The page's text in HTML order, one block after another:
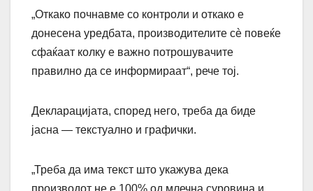
„Откако почнавме со контроли и откако е
донесена уредбата, производителите сè повеќе
сфаќаат колку е важно потрошувачите
правилно да се информираат“, рече тој.
Декларацијата, според него, треба да биде
јасна — текстуално и графички.
„Треба да има текст што укажува дека
производот не е 100% од млечна суровина и